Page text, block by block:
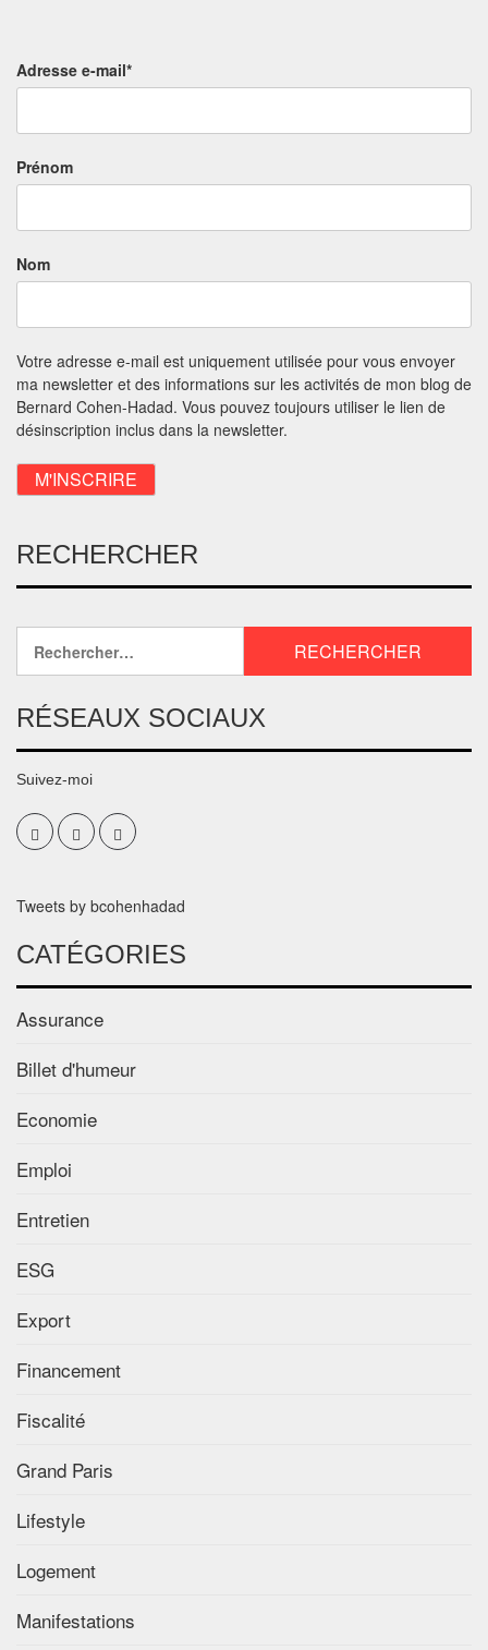
Adresse e-mail*
Prénom
Nom
Votre adresse e-mail est uniquement utilisée pour vous envoyer
ma newsletter et des informations sur les activités de mon blog de
Bernard Cohen-Hadad. Vous pouvez toujours utiliser le lien de
désinscription inclus dans la newsletter.
RECHERCHER
RÉSEAUX SOCIAUX
Suivez-moi
Tweets by bcohenhadad
CATÉGORIES
Assurance
Billet d'humeur
Economie
Emploi
Entretien
ESG
Export
Financement
Fiscalité
Grand Paris
Lifestyle
Logement
Manifestations